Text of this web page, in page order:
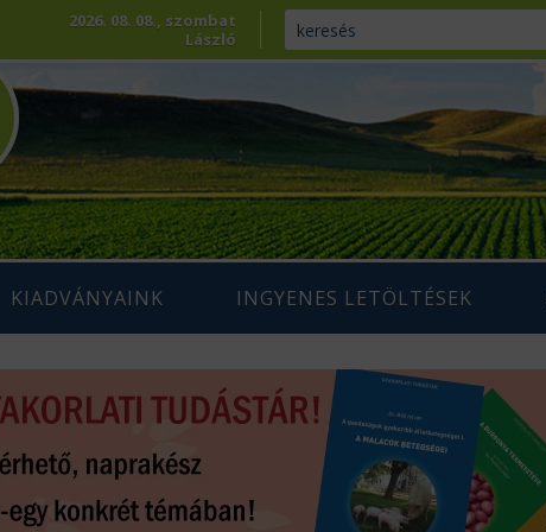
2026. 08. 08., szombat
László
GÉPESÍTÉS
KAMARA
NÖVÉNYTERMESZTÉS
KIADVÁNYAINK
SZAKLAP
SZAKKÖNYVEK
INGYENES LETÖLTÉSEK
AGRÁRIUM MAGAZIN ARCHÍVUM
SZAKMAI TANULMÁNYOK